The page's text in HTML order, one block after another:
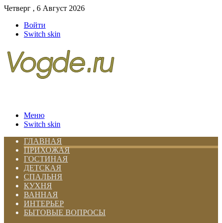
Четверг , 6 Август 2026
Войти
Switch skin
Меню
Switch skin
ГЛАВНАЯ
ПРИХОЖАЯ
ГОСТИНАЯ
ДЕТСКАЯ
СПАЛЬНЯ
КУХНЯ
ВАННАЯ
ИНТЕРЬЕР
БЫТОВЫЕ ВОПРОСЫ